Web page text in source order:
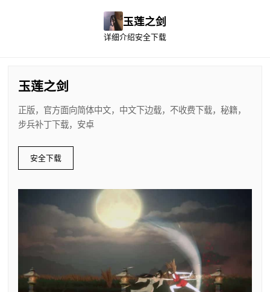
玉莲之剑
详细介绍安全下载
玉莲之剑
正版，官方面向简体中文，中文下边载，不收费下载，秘籍，
步兵补丁下载，安卓
安全下载